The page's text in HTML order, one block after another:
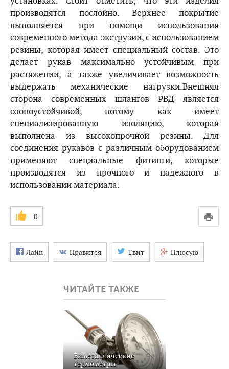
производятся послойно. Верхнее покрытие
выполняется при помощи использования
современного метода экструзии, с использованием
резины, которая имеет специальный состав. Это
делает рукав максимально устойчивым при
растяжении, а также увеличивает возможность
выдержать механические нагрузки.Внешняя
сторона современных шлангов РВД является
озоноустойчивой, потому как имеет
специализированную изоляцию, которая
выполнена из высокопрочной резины. Для
соединения рукавов с различным оборудованием
применяют специальные фитинги, которые
производятся из прочного и надежного в
использовании материала.
0
Лайк Нравится Твит Плюсую
ЧИТАЙТЕ ТАКЖЕ
Биметаллические
термометры